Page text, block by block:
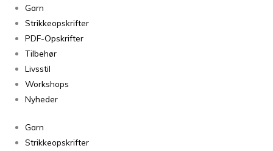
Garn
Strikkeopskrifter
PDF-Opskrifter
Tilbehør
Livsstil
Workshops
Nyheder
Garn
Strikkeopskrifter